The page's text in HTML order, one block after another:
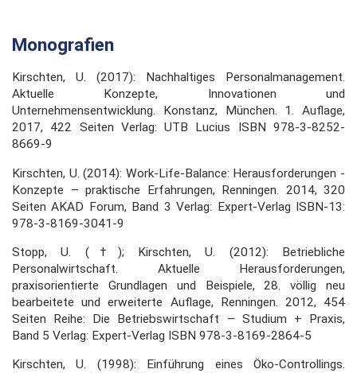
Monografien
Kirschten, U. (2017): Nachhaltiges Personalmanagement.
Aktuelle Konzepte, Innovationen und
Unternehmensentwicklung. Konstanz, München. 1. Auflage,
2017, 422 Seiten Verlag: UTB Lucius ISBN 978-3-8252-
8669-9
Kirschten, U. (2014): Work-Life-Balance: Herausforderungen -
Konzepte – praktische Erfahrungen, Renningen. 2014, 320
Seiten AKAD Forum, Band 3 Verlag: Expert-Verlag ISBN-13:
978-3-8169-3041-9
Stopp, U. (†); Kirschten, U. (2012): Betriebliche
Personalwirtschaft. Aktuelle Herausforderungen,
praxisorientierte Grundlagen und Beispiele, 28. völlig neu
bearbeitete und erweiterte Auflage, Renningen. 2012, 454
Seiten Reihe: Die Betriebswirtschaft – Studium + Praxis,
Band 5 Verlag: Expert-Verlag ISBN 978-3-8169-2864-5
Kirschten, U. (1998): Einführung eines Öko-Controllings.